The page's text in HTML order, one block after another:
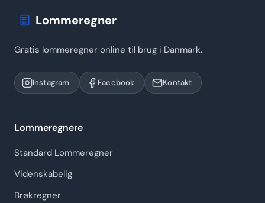
Lommeregner
Gratis lommeregner online til brug i Danmark.
Instagram Facebook Kontakt
Lommeregnere
Standard Lommeregner
Videnskabelig
Brøkregner